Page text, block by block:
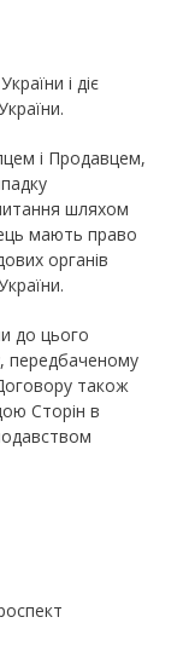
і діє
і Продавцем,
шляхом
мають право
органів
до цього
передбаченому
також
Сторін в